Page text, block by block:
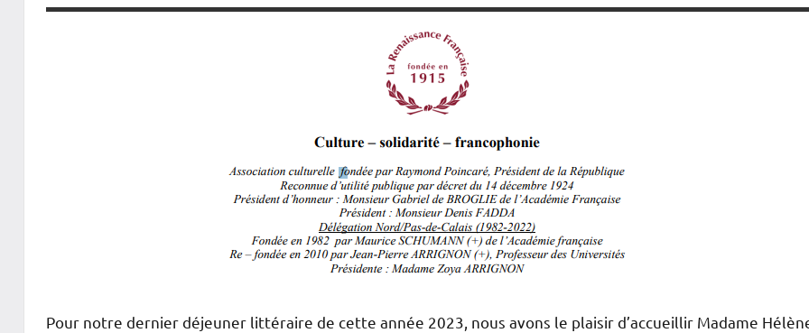
Pour notre dernier déjeuner littéraire de cette année 2023, nous avons le plaisir d’accueillir Madame